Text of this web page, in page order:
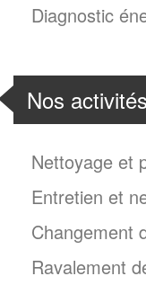
Diagnostic
Nos activités
Nettoyage et
Entretien et
Changement
Ravalement